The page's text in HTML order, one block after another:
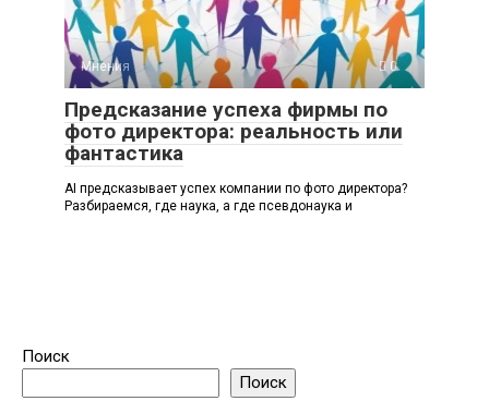
Мнения 0
Предсказание успеха фирмы по
фото директора: реальность или
фантастика
AI предсказывает успех компании по фото директора?
Разбираемся, где наука, а где псевдонаука и
Поиск
Поиск